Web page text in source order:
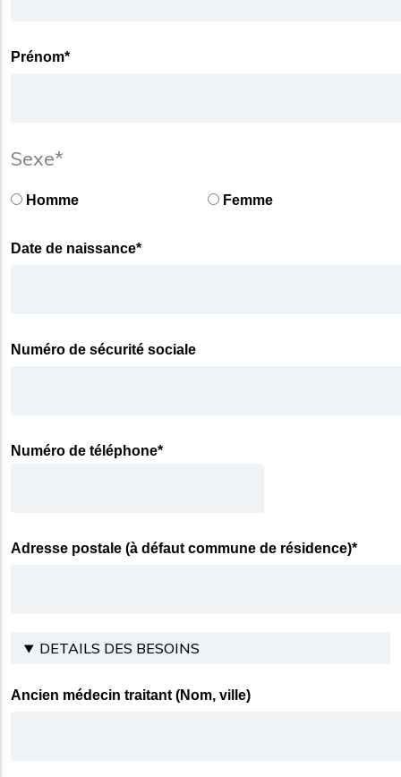
Prénom*
Sexe*
Homme Femme
Date de naissance*
Numéro de sécurité sociale
Numéro de téléphone*
Adresse postale (à défaut commune de résidence)*
DETAILS DES BESOINS
Ancien médecin traitant (Nom, ville)